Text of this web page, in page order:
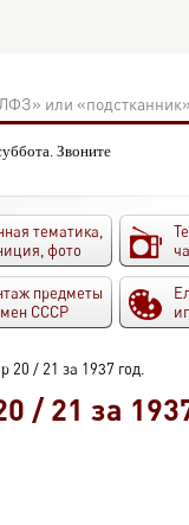
Звоните
тематика,
фото
предметы
СССР
/ 21 за 1937 год.
/ 21 за